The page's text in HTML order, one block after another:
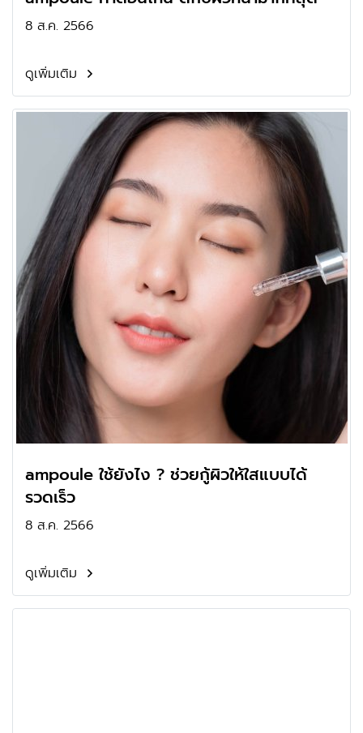
8 ส.ค. 2566
ดูเพิ่มเติม
ampoule ใช้ยังไง ? ช่วยกู้ผิวให้ใสแบบได้
รวดเร็ว
8 ส.ค. 2566
ดูเพิ่มเติม